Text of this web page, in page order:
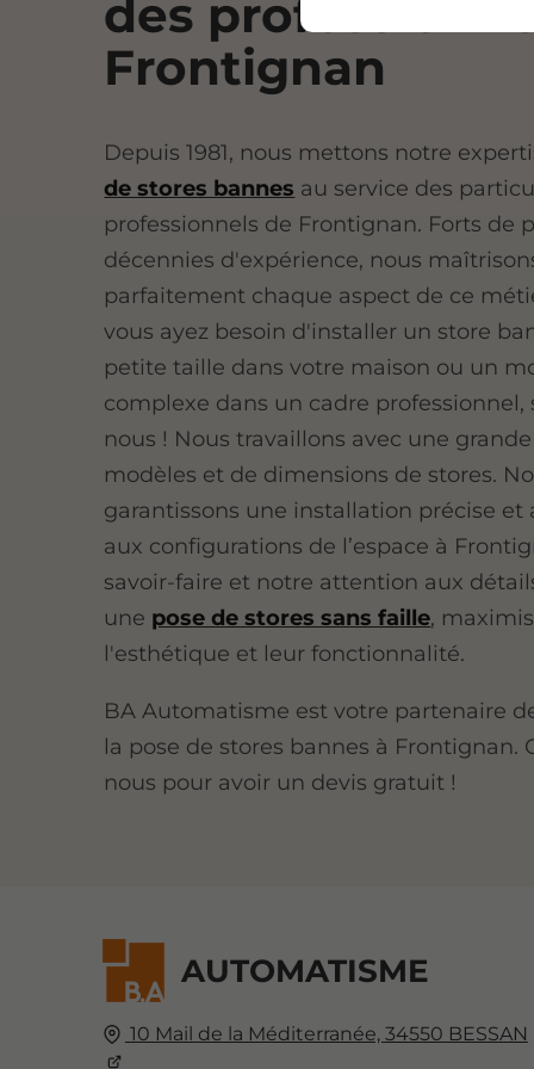
des
Frontignan
Depuis 1981, nous mettons notre
de stores bannes au service des
professionnels de Frontignan. Forts de
décennies d'expérience, nous
parfaitement chaque aspect de ce
vous ayez besoin d'installer un store
petite taille dans votre maison ou un
complexe dans un cadre professionnel,
nous ! Nous travaillons avec une
modèles et de dimensions de stores.
garantissons une installation précise et
aux configurations de l’espace à
savoir-faire et notre attention aux
une pose de stores sans faille,
l'esthétique et leur fonctionnalité.
BA Automatisme est votre partenaire
la pose de stores bannes à Frontignan.
nous pour avoir un devis gratuit !
AUTOMATISME
10 Mail de la Méditerranée, 34550 BESSAN